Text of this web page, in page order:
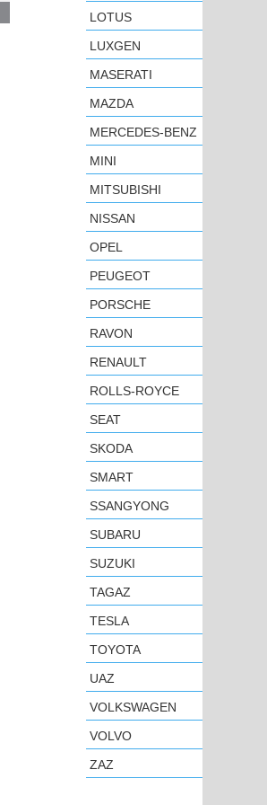
LOTUS
LUXGEN
MASERATI
MAZDA
MERCEDES-BENZ
MINI
MITSUBISHI
NISSAN
OPEL
PEUGEOT
PORSCHE
RAVON
RENAULT
ROLLS-ROYCE
SEAT
SKODA
SMART
SSANGYONG
SUBARU
SUZUKI
TAGAZ
TESLA
TOYOTA
UAZ
VOLKSWAGEN
VOLVO
ZAZ